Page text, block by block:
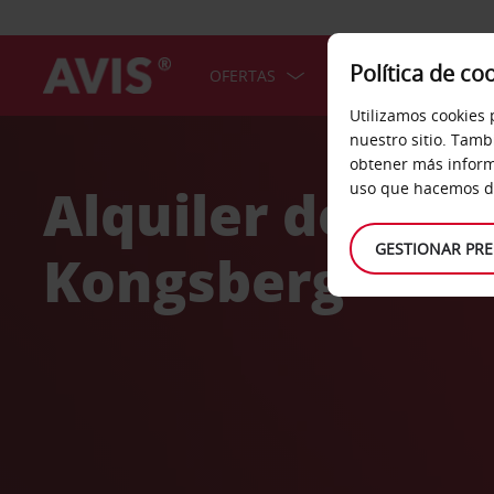
OFERTAS COCHES
Alquiler de
Kongsberg
Política de
Utilizamos
nuestro sitio.
obtener más
uso que hacemos
GESTIONAR